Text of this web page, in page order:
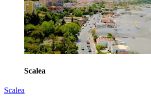
Scalea
Scalea